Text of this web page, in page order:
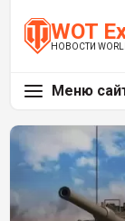
WOT
НОВОСТИ
Меню